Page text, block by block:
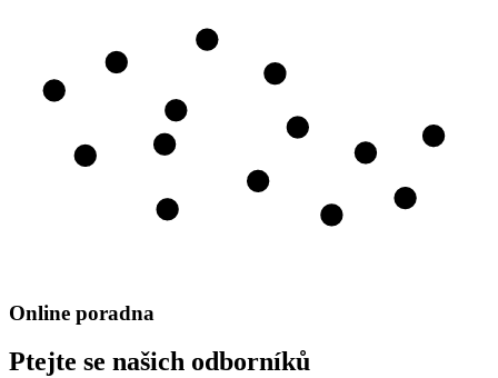
Online poradna
Ptejte se našich odborníků